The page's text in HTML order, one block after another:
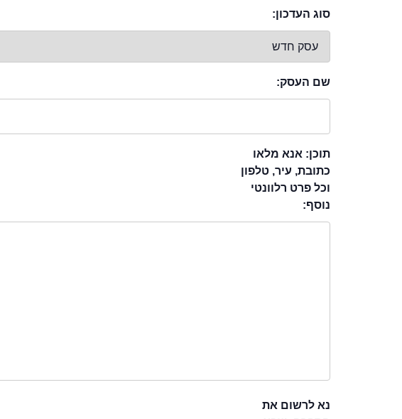
סוג העדכון:
שם העסק:
תוכן: אנא מלאו
כתובת, עיר, טלפון
וכל פרט רלוונטי
נוסף:
נא לרשום את